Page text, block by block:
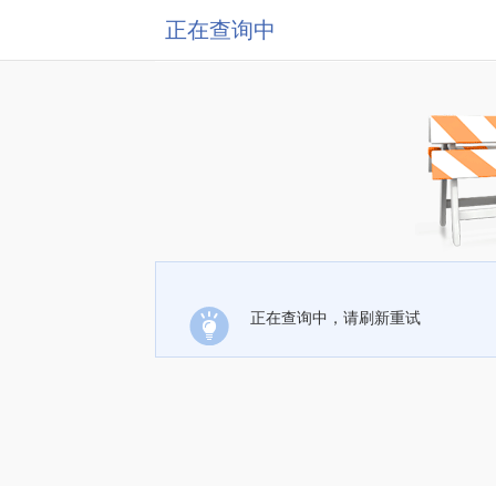
正在查询中
正在查询中，请刷新重试